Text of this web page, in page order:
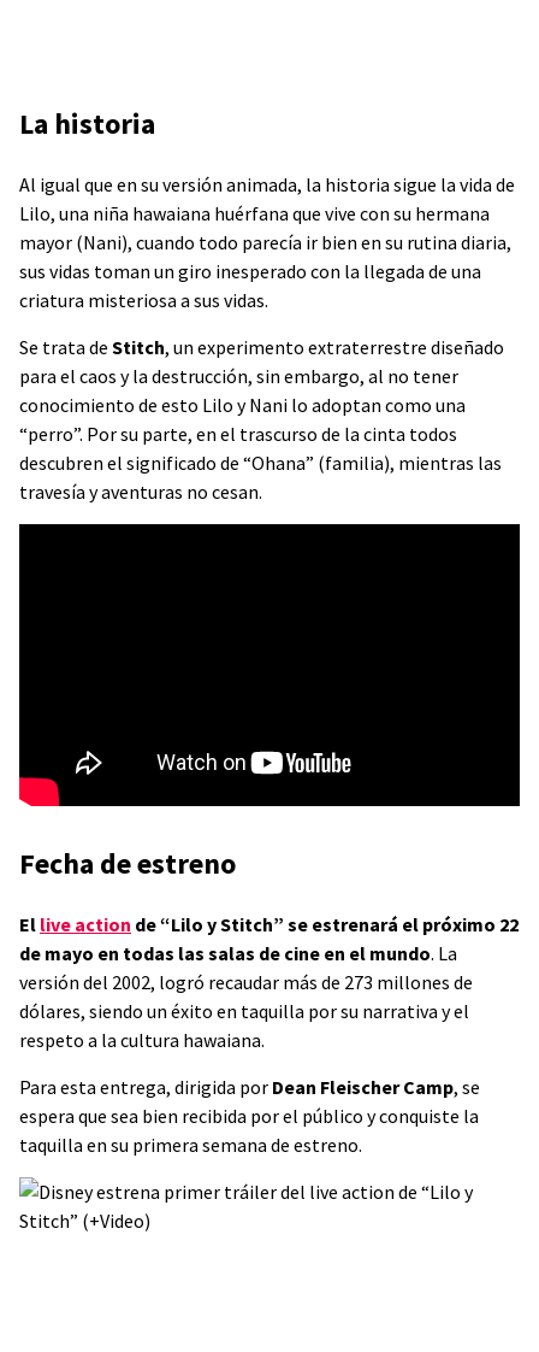
La historia
Al igual que en su versión animada, la historia sigue la vida de
Lilo, una niña hawaiana huérfana que vive con su hermana
mayor (Nani), cuando todo parecía ir bien en su rutina diaria,
sus vidas toman un giro inesperado con la llegada de una
criatura misteriosa a sus vidas.
Se trata de Stitch, un experimento extraterrestre diseñado
para el caos y la destrucción, sin embargo, al no tener
conocimiento de esto Lilo y Nani lo adoptan como una
“perro”. Por su parte, en el trascurso de la cinta todos
descubren el significado de “Ohana” (familia), mientras las
travesía y aventuras no cesan.
Fecha de estreno
El live action de “Lilo y Stitch” se estrenará el próximo 22
de mayo en todas las salas de cine en el mundo. La
versión del 2002, logró recaudar más de 273 millones de
dólares, siendo un éxito en taquilla por su narrativa y el
respeto a la cultura hawaiana.
Para esta entrega, dirigida por Dean Fleischer Camp, se
espera que sea bien recibida por el público y conquiste la
taquilla en su primera semana de estreno.